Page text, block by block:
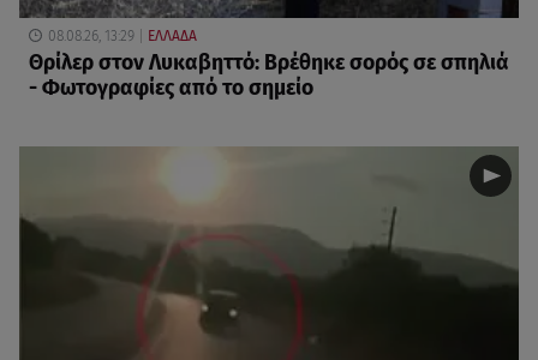
08.08.26, 13:29 ΕΛΛΑΔΑ
Θρίλερ στον Λυκαβηττό: Βρέθηκε σορός σε σπηλιά
- Φωτογραφίες από το σημείο